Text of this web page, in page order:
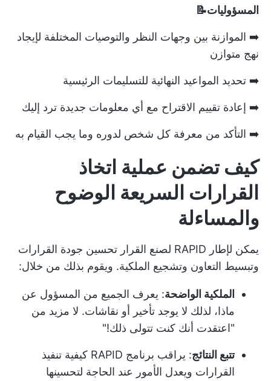
المسؤوليات📝
➡️ الموازنة بين وجهات النظر والتوصيات المختلفة لإيجاد
نهج متوازن
➡️ تحديد المواعيد النهائية للتسليمات الرئيسية
➡️ إعادة تقييم الاقتراح مع أي معلومات جديدة ترد إليك
➡️ التأكد من معرفة كل شخص لدوره وما يجب القيام به
كيف تضمن عملية اتخاذ
القرارات السريعة الوضوح
والمساءلة
يمكن لإطار RAPID لصنع القرار تحسين جودة القرارات
وتبسيط التعاون وتشجيع الملكية. ويقوم بذلك من خلال:
الملكية الواضحة: يعرف الجميع من المسؤول عن
ماذا، لذلك لا يوجد تأخير أو نقاشات. لا مزيد من
"اعتقدت أنك كنت تتولى ذلك!"
تتبع النتائج
: يراقب برنامج RAPID كيفية تنفيذ
القرارات ويعدل الأمور عند الحاجة لتحسينها